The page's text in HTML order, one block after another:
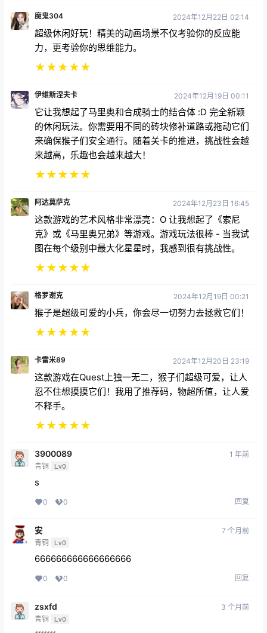
超级休闲好玩！精美的动画场景不仅考验你的反应能
力，更考验你的思维能力。
★★★★★
它让我想起了马里奥和合成骑士的结合体 :D 完全新颖
的休闲玩法。你需要用不同的砖块修补道路或拖动它们
来确保猴子们安全通行。随着关卡的推进，挑战性会越
来越高，乐趣也会越来越大！
★★★ ★★
这款游戏的艺术风格非常漂亮：O 让我想起了《索尼
克》或《马里奥兄弟》等游戏。游戏玩法很棒 - 当我试
图在每个级别中最大化星星时，我感到很有挑战性。
★★★ ★★
猴子是超级可爱的小兵，你会尽一切努力去拯救它们！
★★★★★
这款游戏在Quest上独一无二，猴子们超级可爱，让人
忍不住想摸摸它们！我用了推荐码，物超所值，让人爱
不释手。
★★★
青铜 Lv0
s
青铜
666666666666666666
0 0
青铜 Lv0
fffffff